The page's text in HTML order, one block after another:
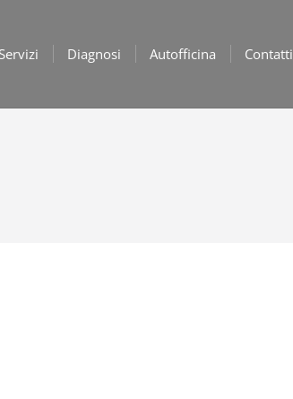
Servizi Diagnosi Autofficina Contatti